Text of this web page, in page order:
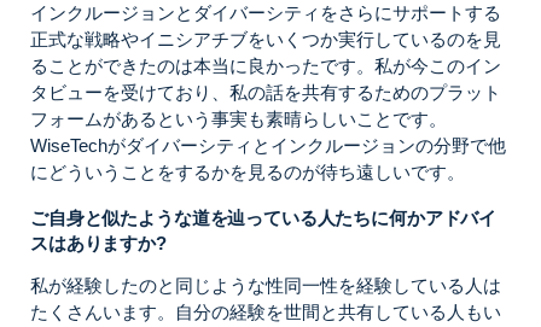
インクルージョンとダイバーシティをさらにサポートする
正式な戦略やイニシアチブをいくつか実行しているのを見
ることができたのは本当に良かったです。私が今このイン
タビューを受けており、私の話を共有するためのプラット
フォームがあるという事実も素晴らしいことです。
WiseTechがダイバーシティとインクルージョンの分野で他
にどういうことをするかを見るのが待ち遠しいです。
ご自身と似たような道を辿っている人たちに何かアドバイ
スはありますか?
私が経験したのと同じような性同一性を経験している人は
たくさんいます。自分の経験を世間と共有している人もい